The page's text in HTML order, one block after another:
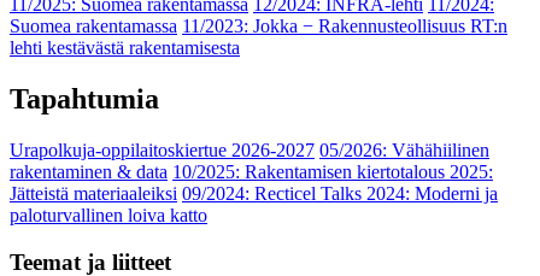
11/2025: Suomea rakentamassa 12/2024: INFRA-lehti
11/2024:
Suomea rakentamassa 11/2023: Jokka − Rakennusteollisuus RT:n
lehti kestävästä rakentamisesta
Tapahtumia
Urapolkuja-oppilaitoskiertue 2026-2027 05/2026: Vähähiilinen
rakentaminen & data 10/2025: Rakentamisen kiertotalous 2025:
Jätteistä materiaaleiksi 09/2024: Recticel Talks 2024: Moderni ja
paloturvallinen loiva katto
Teemat ja liitteet